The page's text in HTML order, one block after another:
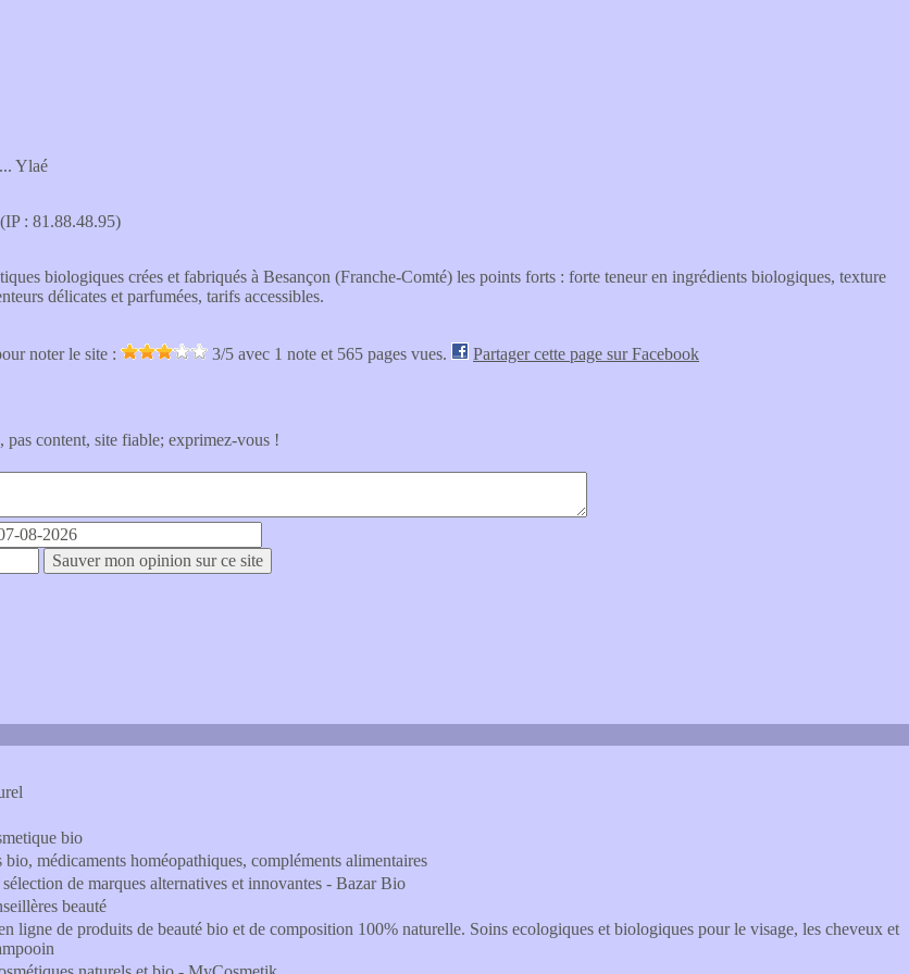
Ylaé
(IP : 81.88.48.95)
biologiques crées et fabriqués à Besançon (Franche-Comté) les points forts : forte teneur en ingrédients biologiques, texture
délicates et parfumées, tarifs accessibles.
noter le site :
3/5 avec 1 note et 565 pages vues.
Partager cette page sur Facebook
pas content, site fiable; exprimez-vous !
bio
médicaments homéopathiques, compléments alimentaires
de marques alternatives et innovantes - Bazar Bio
beauté
ligne de produits de beauté bio et de composition 100% naturelle. Soins ecologiques et biologiques pour le visage, les cheveux et